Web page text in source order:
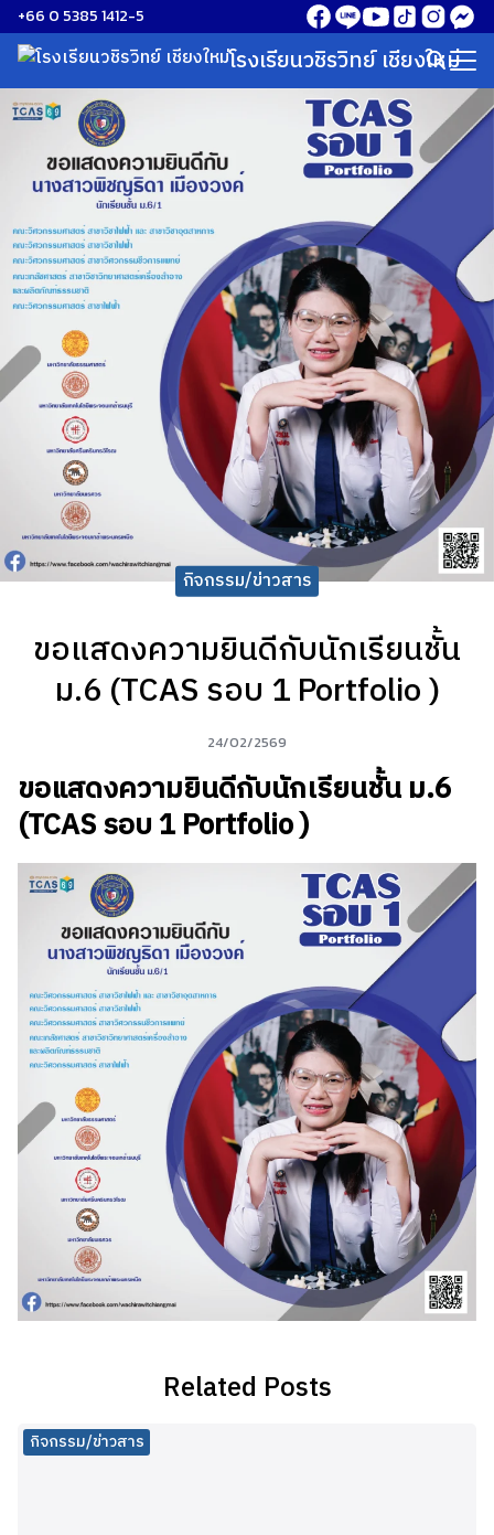
Skip
to
content
+66 0 5385 1412-5
โรงเรียนวชิรวิทย์ เชียงใหม่
Search
for:
กิจกรรม/ข่าวสาร
ขอแสดงความยินดีกับนักเรียนชั้น
ม.6 (TCAS รอบ 1 Portfolio )
24/02/2569
ขอแสดงความยินดีกับนักเรียนชั้น ม.6
(TCAS รอบ 1 Portfolio )
Related Posts
กิจกรรม/ข่าวสาร